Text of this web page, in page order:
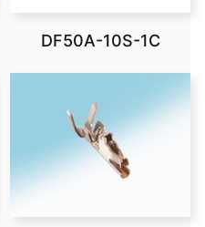
DF50A-10S-1C